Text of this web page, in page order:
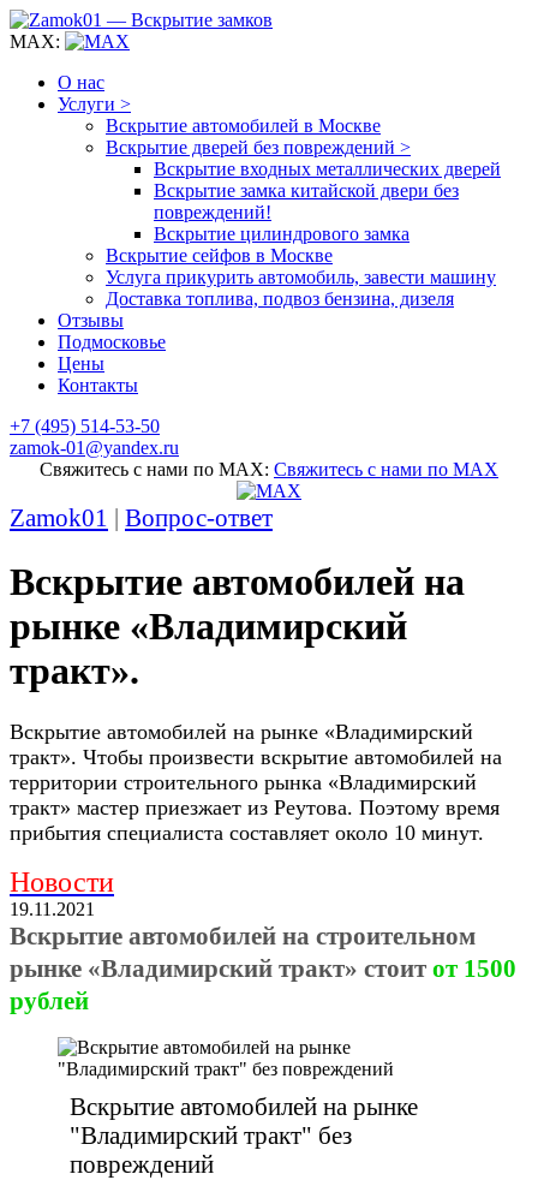
MAX:
О нас
Услуги >
Вскрытие автомобилей в Москве
Вскрытие дверей без повреждений >
Вскрытие входных металлических дверей
Вскрытие замка китайской двери без
повреждений!
Вскрытие цилиндрового замка
Вскрытие сейфов в Москве
Услуга прикурить автомобиль, завести машину
Доставка топлива, подвоз бензина, дизеля
Отзывы
Подмосковье
Цены
Контакты
+7 (495) 514-53-50
zamok-01@yandex.ru
Свяжитесь с нами по MAX: Свяжитесь с нами по MAX
Zamok01 | Вопрос-ответ
Вскрытие автомобилей на
рынке «Владимирский
тракт».
Вскрытие автомобилей на рынке «Владимирский
тракт». Чтобы произвести вскрытие автомобилей на
территории строительного рынка «Владимирский
тракт» мастер приезжает из Реутова. Поэтому время
прибытия специалиста составляет около 10 минут.
Новости
19.11.2021
Вскрытие автомобилей на строительном
рынке «Владимирский тракт» стоит от 1500
рублей
Вскрытие автомобилей на рынке
"Владимирский тракт" без
повреждений